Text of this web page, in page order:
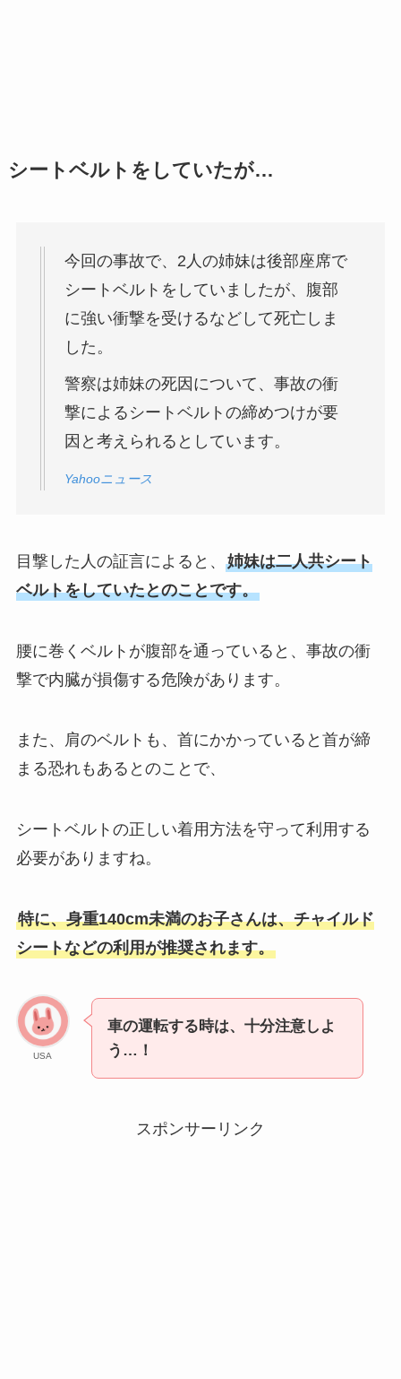
シートベルトをしていたが…
今回の事故で、2人の姉妹は後部座席で
シートベルトをしていましたが、腹部
に強い衝撃を受けるなどして死亡しま
した。
警察は姉妹の死因について、事故の衝
撃によるシートベルトの締めつけが要
因と考えられるとしています。
Yahooニュース
目撃した人の証言によると、 姉妹は二人共シート
ベルトをしていたとのことです。
腰に巻くベルトが腹部を通っていると、事故の衝
撃で内臓が損傷する危険があります。
また、肩のベルトも、首にかかっていると首が締
まる恐れもあるとのことで、
シートベルトの正しい着用方法を守って利用する
必要がありますね。
特に、身重140cm未満のお子さんは、チャイルド
シートなどの利用が推奨されます。
USA
車の運転する時は、十分注意しよ
う…！
スポンサーリンク